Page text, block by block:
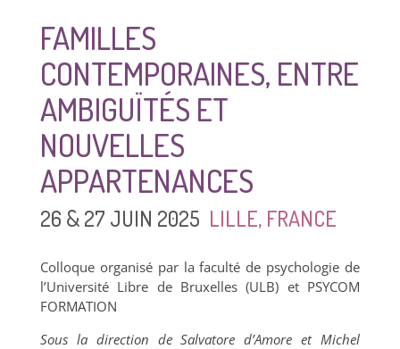
FAMILLES
CONTEMPORAINES, ENTRE
AMBIGUÏTÉS ET
NOUVELLES
APPARTENANCES
26 & 27 JUIN 2025 LILLE, FRANCE
Colloque organisé par la faculté de psychologie de
l’Université Libre de Bruxelles (ULB) et PSYCOM
FORMATION
Sous la direction de Salvatore d’Amore et Michel